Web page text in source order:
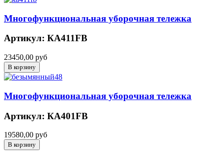
Многофункциональная уборочная тележка
Артикул: КА411FB
23450,00 руб
Многофункциональная уборочная тележка
Артикул: КА401FB
19580,00 руб